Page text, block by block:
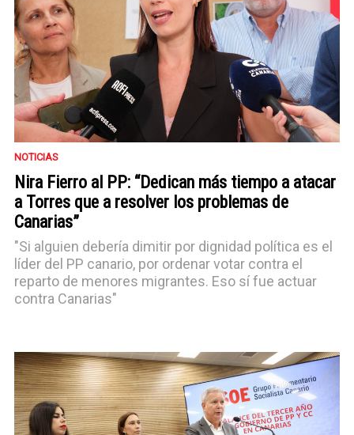
NOTICIAS
Nira Fierro al PP: “Dedican más tiempo a atacar
a Torres que a resolver los problemas de
Canarias”
"Si alguien debería dimitir por dignidad política es el
líder del PP canario, por ordenar votar contra el
reparto de menores migrantes. Eso sí fue actuar
contra Canarias"